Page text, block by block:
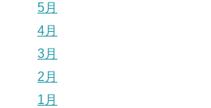
5月
4月
3月
2月
1月